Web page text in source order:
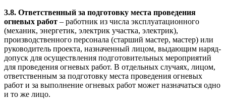
3.8. Ответственный за подготовку места проведения
огневых работ – работник из числа эксплуатационного
(механик, энергетик, электрик участка, электрик),
производственного персонала (старший мастер, мастер) или
руководитель проекта, назначенный лицом, выдающим наряд-
допуск для осуществления подготовительных мероприятий
для проведения огневых работ. В отдельных случаях, лицом,
ответственным за подготовку места проведения огневых
работ и за выполнение огневых работ может назначаться одно
и то же лицо.